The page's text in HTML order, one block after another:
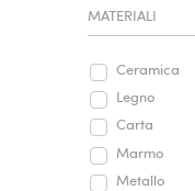
MATERIALI
Ceramica
Legno
Carta
Marmo
Metallo